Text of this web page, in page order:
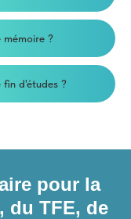
?
fin d'études ?
pour la
du TFE, de